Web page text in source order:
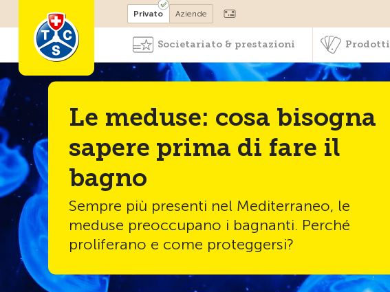
Diventare socio
Privato Aziende
Societariato & prestazioni Prodotti
Le meduse: cosa bisogna
sapere prima di fare il
bagno
Sempre più presenti nel Mediterraneo, le
meduse preoccupano i bagnanti. Perché
proliferano e come proteggersi?